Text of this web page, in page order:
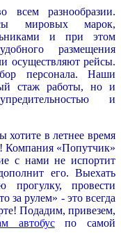
всем разнообразии.
мировых марок,
и при этом
размещения
осуществляют рейсы.
персонала. Наши
стаж работы, но и
и
хотите в летнее время
Компания «Попутчик»
с нами не испортит
его. Выехать
прогулку, провести
за рулем» - это всегда
Подадим, привезем,
автобус
по самой